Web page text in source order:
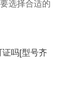
选择合适的
吗[型号齐